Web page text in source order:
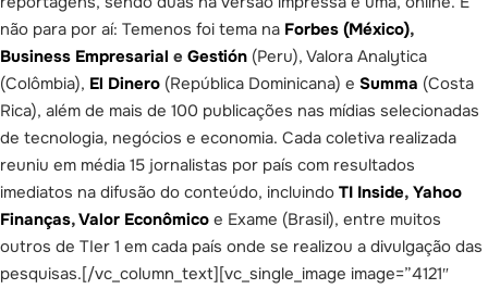
não para por aí: Temenos foi tema na Forbes (México),
Business Empresarial e Gestión (Peru), Valora Analytica
(Colômbia), El Dinero (República Dominicana) e Summa (Costa
Rica), além de mais de 100 publicações nas mídias selecionadas
de tecnologia, negócios e economia. Cada coletiva realizada
reuniu em média 15 jornalistas por país com resultados
imediatos na difusão do conteúdo, incluindo TI Inside, Yahoo
Finanças,Valor Econômico e Exame (Brasil), entre muitos
outros de TIer 1 em cada país onde se realizou a divulgação das
pesquisas.[/vc_column_text][vc_single_image image=”4121″